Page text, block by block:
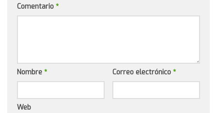
Comentario *
Nombre * Correo electrónico *
Web